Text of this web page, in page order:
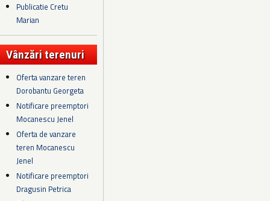
Publicatie Cretu
Marian
Vânzări terenuri
Oferta vanzare teren
Dorobantu Georgeta
Notificare preemptori
Mocanescu Jenel
Oferta de vanzare
teren Mocanescu
Jenel
Notificare preemptori
Dragusin Petrica